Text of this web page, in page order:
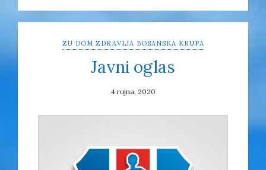
ZU DOM ZDRAVLJA BOSANSKA KRUPA
Javni oglas
4 rujna, 2020